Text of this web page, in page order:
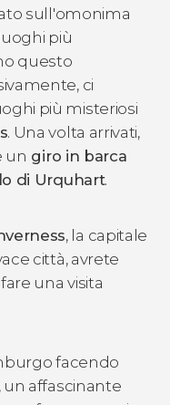
sull'omonima
più
questo
ci
più misteriosi
. Una volta arrivati,
un giro in barca
di Urquhart.
, la capitale
città, avrete
una visita
facendo
un affascinante